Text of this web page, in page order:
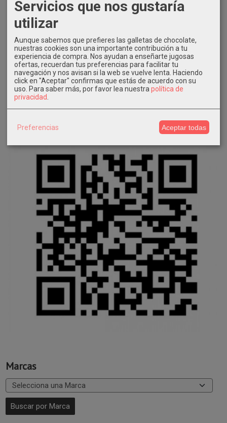
Marcas
Servicios que nos gustaría
utilizar
Aunque sabemos que prefieres las galletas de chocolate,
nuestras cookies son una importante contribución a tu
experiencia de compra. Nos ayudan a enseñarte jugosas
ofertas, recuerdan tus preferencias para facilitar tu
navegación y nos avisan si la web se vuelve lenta. Haciendo
click en "Aceptar" confirmas que estás de acuerdo con su
uso. Para saber más, por favor lea nuestra política de
privacidad
Preferencias Aceptar todas